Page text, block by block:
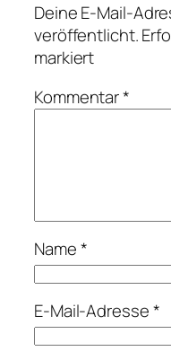
Deine E-Mail-
veröffentlicht.
markiert
Kommentar*
Name*
E-Mail-Adresse*